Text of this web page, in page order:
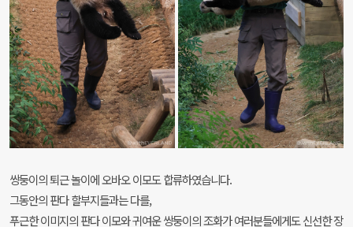
쌍둥이의 퇴근 놀이에 오바오 이모도 합류하였습니다.
그동안의 판다 할부지들과는 다를,
푸근한 이미지의 판다 이모와 귀여운 쌍둥이의 조화가 여러분들에게도 신선한 장